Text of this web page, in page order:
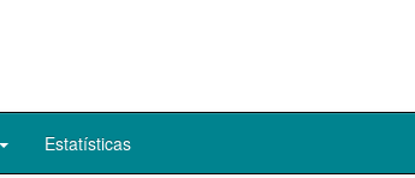
Estatísticas